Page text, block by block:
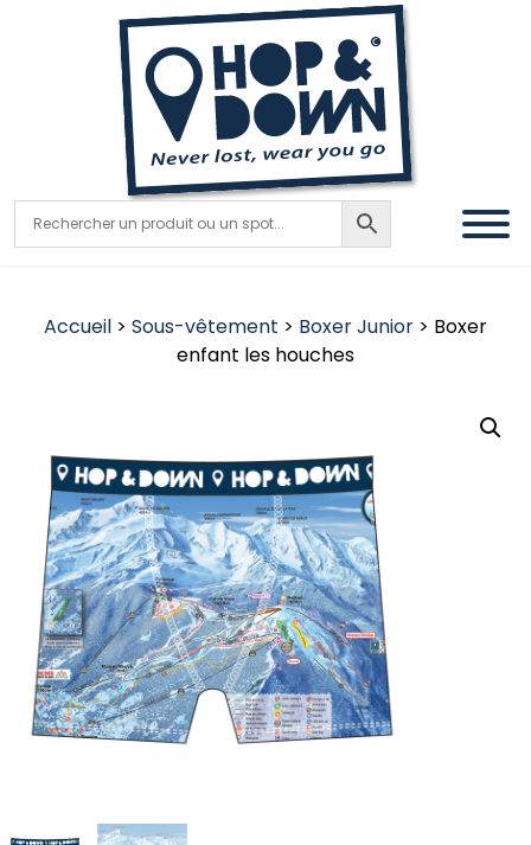
Accueil > Sous-vêtement > Boxer Junior > Boxer
enfant les houches